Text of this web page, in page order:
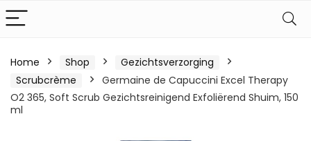
Home Shop
Gezichtsverzorging
Scrubcrème
Germaine de Capuccini Excel Therapy
O2 365, Soft Scrub Gezichtsreinigend Exfoliërend Shuim, 150
ml